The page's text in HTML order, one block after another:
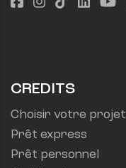
CREDITS
Choisir votre projet
Prêt express
Prêt personnel